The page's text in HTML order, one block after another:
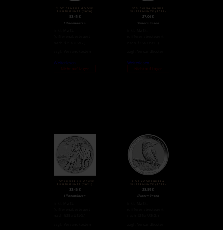
2 OZ CANADA GOOSE
SILBERMÜNZE (2020)
53,45 €
Silbermünzen
Weiterlesen
Nicht auf Lager
30G CHINA PANDA
SILBERMÜNZE (2021)
27,06€
Silbermünzen
Weiterlesen
Nicht auf Lager
1 OZ LUNAR III OCHSE
SILBERMÜNZE (2021)
33,46 €
Silbermünzen
1 OZ KOOKABURRA
SILBERMÜNZE (2021)
28,59€
Silbermünzen